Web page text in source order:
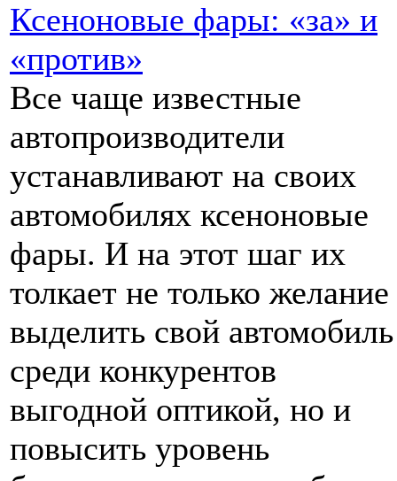
Ксеноновые фары: «за» и
«против»
Все чаще известные
автопроизводители
устанавливают на своих
автомобилях ксеноновые
фары. И на этот шаг их
толкает не только желание
выделить свой автомобиль
среди конкурентов
выгодной оптикой, но и
повысить уровень